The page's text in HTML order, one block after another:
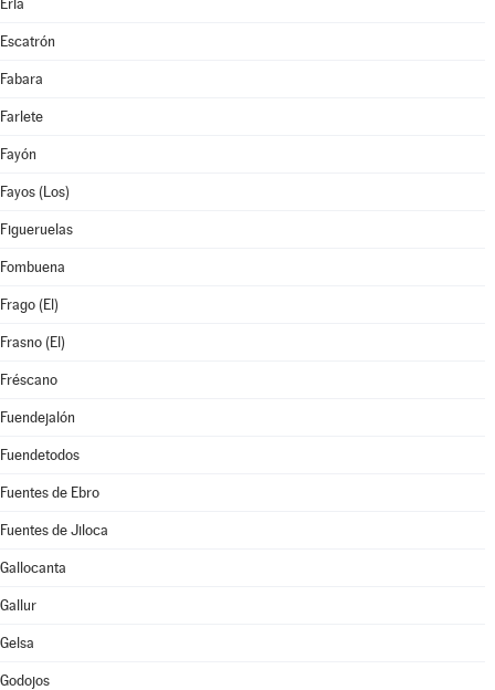
Erla
Escatrón
Fabara
Farlete
Fayón
Fayos (Los)
Figueruelas
Fombuena
Frago (El)
Frasno (El)
Fréscano
Fuendejalón
Fuendetodos
Fuentes de Ebro
Fuentes de Jiloca
Gallocanta
Gallur
Gelsa
Godojos